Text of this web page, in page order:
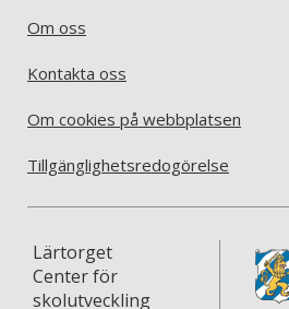
Om oss
Kontakta oss
Om cookies på webbplatsen
Tillgänglighetsredogörelse
Lärtorget
Center för
skolutveckling